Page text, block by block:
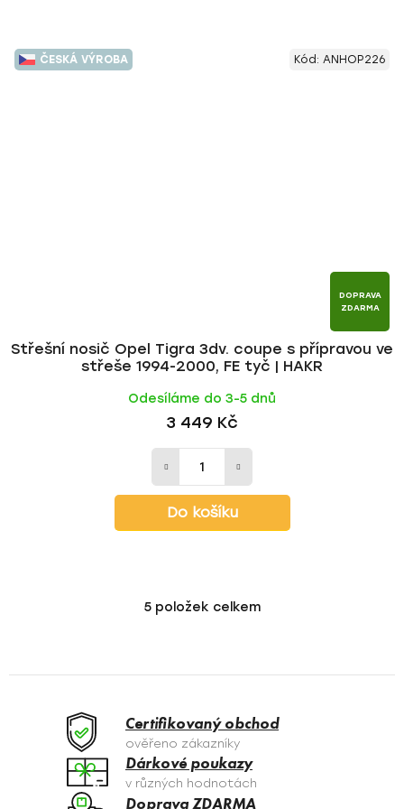
ČESKÁ VÝROBA
DOPRAVA
ZDARMA
Střešní nosič Opel Tigra 3dv. coupe s přípravou ve
střeše 1994-2000, FE tyč | HAKR
Odesíláme do 3-5 dnů
3 449 Kč
Do košíku
Kód: ANHOP226
O
á
c
í
p
r
5položek celkem
Certifikovaný obchod
ověřeno zákazníky
Dárkové poukazy
v různých hodnotách
Doprava ZDARMA